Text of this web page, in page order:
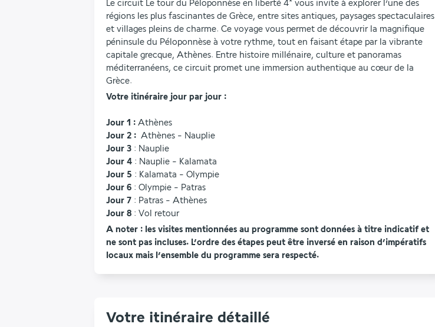
Le circuit Le tour du Péloponnèse en liberté 4* vous invite à explorer l’une des
régions les plus fascinantes de Grèce, entre sites antiques, paysages spectaculaires
et villages pleins de charme. Ce voyage vous permet de découvrir la magnifique
péninsule du Péloponnèse à votre rythme, tout en faisant étape par la vibrante
capitale grecque, Athènes. Entre histoire millénaire, culture et panoramas
méditerranéens, ce circuit promet une immersion authentique au cœur de la
Grèce.
Votre itinéraire jour par jour :
Jour 1 : Athènes
Jour 2 :
  Athènes - Nauplie
Jour 3 : Nauplie
Jour 4 : Nauplie - Kalamata
Jour 5 : Kalamata - Olympie
Jour 6 : Olympie - Patras
Jour 7 : Patras - Athènes
Jour 8 : Vol retour
A noter : les visites mentionnées au programme sont données à titre indicatif et
ne sont pas incluses. L’ordre des étapes peut être inversé en raison d’impératifs
locaux mais l’ensemble du programme sera respecté.
Votre itinéraire détaillé